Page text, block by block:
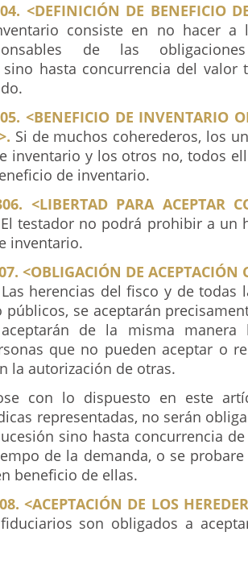
<DEFINICIÓN DE BENEFICIO
consiste en no hacer a
de las
sino hasta concurrencia del valor
<BENEFICIO DE INVENTARIO
Si de muchos coherederos, los
inventario y los otros no, todos
de inventario.
<LIBERTAD PARA ACEPTAR
El testador no podrá prohibir a un
inventario.
<OBLIGACIÓN DE ACEPTACIÓN
Las herencias del fisco y de todas
públicos, se aceptarán
de la misma manera
que no pueden aceptar o
la autorización de otras.
con lo dispuesto en este
representadas, no serán
sino hasta concurrencia
de la demanda, o se
beneficio de ellas.
<ACEPTACIÓN DE LOS
son obligados a